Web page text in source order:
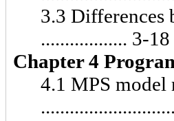
3.3 Differences
.................. 3-18
Chapter 4
4.1 MPS model